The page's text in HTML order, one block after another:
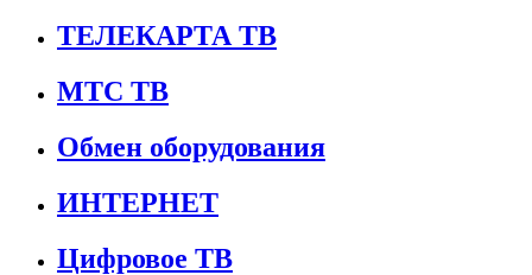
ТЕЛЕКАРТА ТВ
МТС ТВ
Обмен оборудования
ИНТЕРНЕТ
Цифровое ТВ